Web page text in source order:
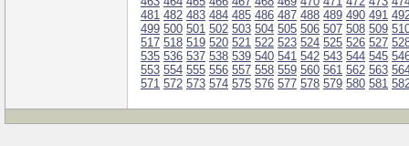
481 482 483 484 485 486 487 488 489 490 491
499 500 501 502 503 504 505 506 507 508 509
517 518 519 520 521 522 523 524 525 526 527
535 536 537 538 539 540 541 542 543 544 545
553 554 555 556 557 558 559 560 561 562 563
571 572 573 574 575 576 577 578 579 580 581